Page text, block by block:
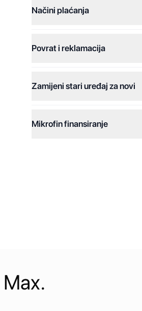
Načini plaćanja
Jednokratna plaćanja:
Dodatne opcije:
Online plaćanje na rate:
Povrat i reklamacija
Zamijeni stari uređaj za novi
Mikrofin finansiranje